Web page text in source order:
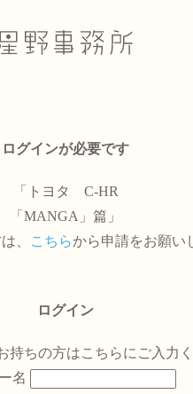
ログインが必要です
「トヨタ C-HR
「MANGA」篇」
、
こちらから申請をお願い
ログイン
持ちの方はこちらにご入力く
名